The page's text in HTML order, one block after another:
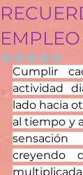
Obtuvo
Cumplir
actividad
lado hacia
al tiempo y
creyendo